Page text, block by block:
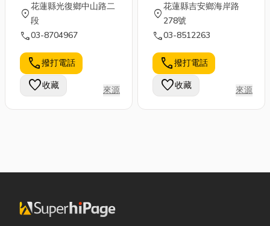
location_on
花蓮縣光復鄉中山路二
段
call03-8704967
call撥打電話
favorite收藏 來源
location_on
花蓮縣吉安鄉海岸路
278號
call03-8512263
call撥打電話
favorite收藏 來源